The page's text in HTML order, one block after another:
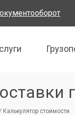
Калькулятор стоимости